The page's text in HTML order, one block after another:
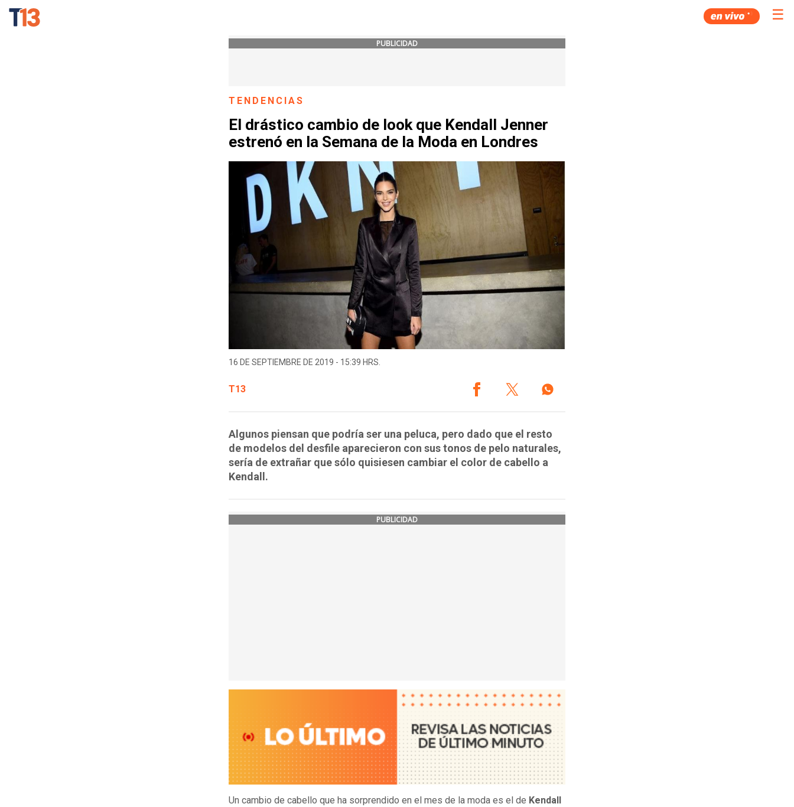
☰
PUBLICIDAD
TENDENCIAS
El drástico cambio de look que Kendall Jenner
estrenó en la Semana de la Moda en Londres
16 DE SEPTIEMBRE DE 2019 - 15:39 HRS.
T13
Algunos piensan que podría ser una peluca, pero dado que el resto
de modelos del desfile aparecieron con sus tonos de pelo naturales,
sería de extrañar que sólo quisiesen cambiar el color de cabello a
Kendall.
PUBLICIDAD
Un cambio de cabello que ha sorprendido en el mes de la moda es el de Kendall